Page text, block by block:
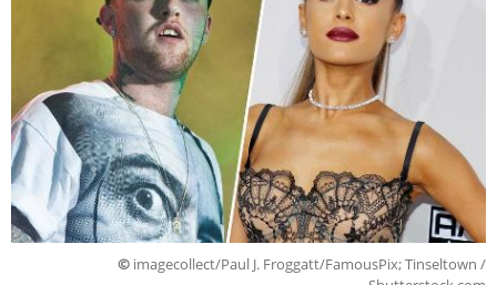
© imagecollect/Paul J. Froggatt/FamousPix; Tinseltown /